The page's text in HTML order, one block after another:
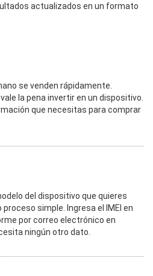
actualizados en un formato
se venden rápidamente.
la pena invertir en un dispositivo.
que necesitas para comprar
del dispositivo que quieres
simple. Ingresa el IMEI en
por correo electrónico en
ningún otro dato.